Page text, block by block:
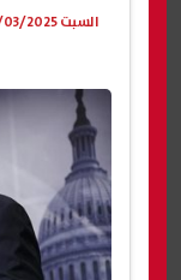
السبت 15/03/2025 08:10 م